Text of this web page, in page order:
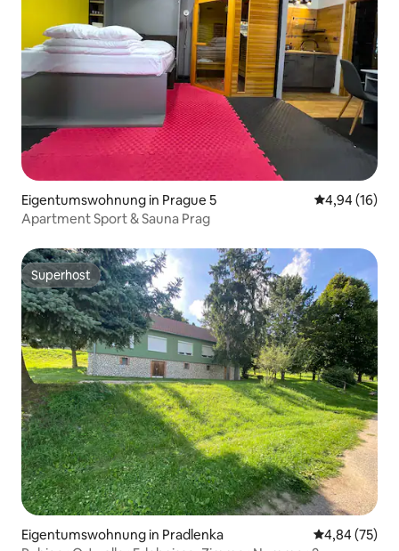
Eigentumswohnung in Prague 5
4,94 (16)
Apartment Sport & Sauna Prag
Superhost
Superhost
Eigentumswohnung in Pradlenka
4,84 (75)